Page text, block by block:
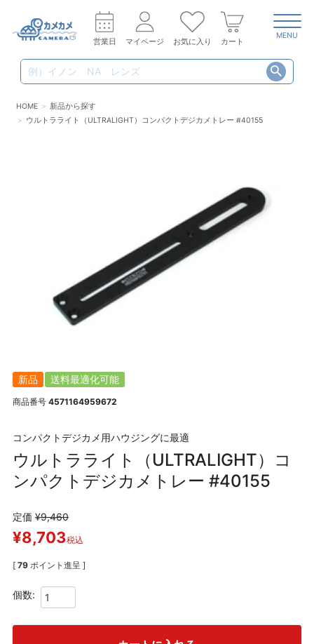
営業日 マイページ お気に入り カート
MENU
HOME
新品から探す
ウルトラライト（ULTRALIGHT）コンパクトデジカメトレー #40155
新品 送料最適化可能
商品番号 4571164959672
コンパクトデジカメ用ハウジングに最適
ウルトラライト（ULTRALIGHT）コ
ンパクトデジカメトレー #40155
定価 ¥9,460
¥8,703税込
[ 79 ポイント進呈 ]